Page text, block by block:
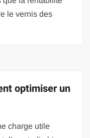
le vernis des
optimiser un
charge utile